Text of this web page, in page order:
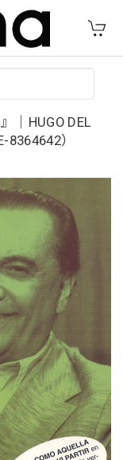
｜HUGO DEL
8364642）